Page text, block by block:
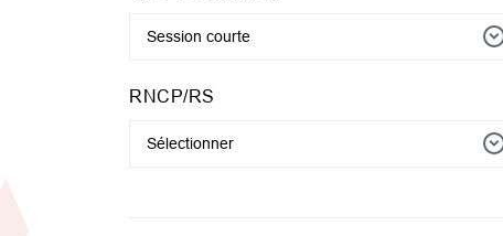
Session courte
RNCP/RS
Sélectionner